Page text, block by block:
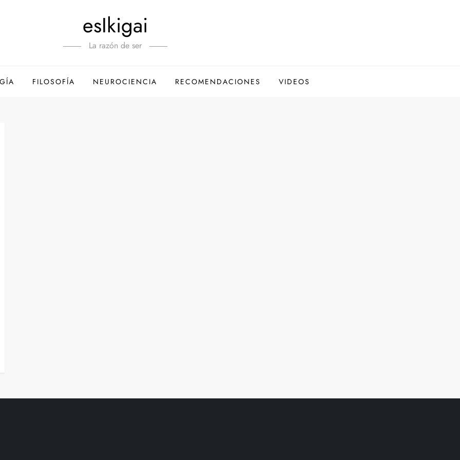
esIkigai
La razón de ser
FILOSOFÍA NEUROCIENCIA RECOMENDACIONES VIDEOS